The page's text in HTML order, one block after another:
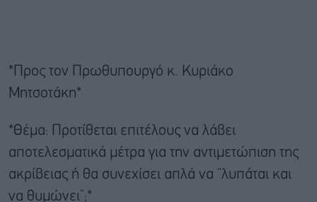
*Προς τον Πρωθυπουργό κ. Κυριάκο
Μητσοτάκη*
*Θέμα: Προτίθεται επιτέλους να λάβει
αποτελεσματικά μέτρα για την αντιμετώπιση της
ακρίβειας ή θα συνεχίσει απλά να “λυπάται και
να θυμώνει”;*